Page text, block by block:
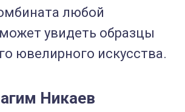
любой
увидеть образцы
ювелирного искусства.
Никаев